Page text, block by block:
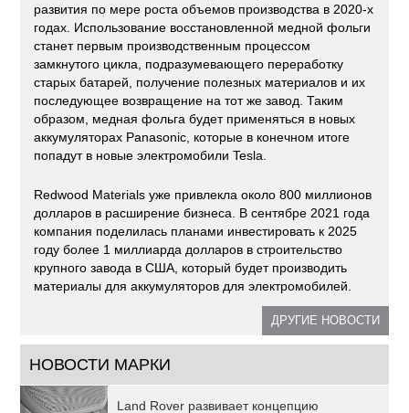
развития по мере роста объемов производства в 2020-х
годах. Использование восстановленной медной фольги
станет первым производственным процессом
замкнутого цикла, подразумевающего переработку
старых батарей, получение полезных материалов и их
последующее возвращение на тот же завод. Таким
образом, медная фольга будет применяться в новых
аккумуляторах Panasonic, которые в конечном итоге
попадут в новые электромобили Tesla.
Redwood Materials уже привлекла около 800 миллионов
долларов в расширение бизнеса. В сентябре 2021 года
компания поделилась планами инвестировать к 2025
году более 1 миллиарда долларов в строительство
крупного завода в США, который будет производить
материалы для аккумуляторов для электромобилей.
ДРУГИЕ НОВОСТИ
НОВОСТИ МАРКИ
Land Rover развивает концепцию